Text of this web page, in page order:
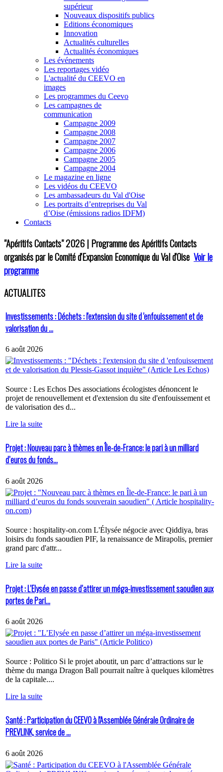
supérieur
Nouveaux dispositifs publics
Editions économiques
Innovation
Actualités culturelles
Actualités économiques
Les événements
Les reportages vidéo
L'actualité du CEEVO en
images
Les programmes du Ceevo
Les campagnes de
communication
Campagne 2009
Campagne 2008
Campagne 2007
Campagne 2006
Campagne 2005
Campagne 2004
Le magazine en ligne
Les vidéos du CEEVO
Les ambassadeurs du Val d'Oise
Les portraits d’entreprises du Val
d’Oise (émissions radios IDFM)
Contacts
"Apéritifs Contacts"2026 | Programme des Apéritifs Contacts
organisés par le Comité d'Expansion Economique du Val d'Oise Voir le
programme
ACTUALITES
Investissements : Déchets : l'extension du site d 'enfouissement et de
valorisation du ...
6 août 2026
Source : Les Echos Des associations écologistes dénoncent le
projet de renouvellement et d'extension du site d'enfouissement et
de valorisation des d...
Lire la suite
Projet : Nouveau parc à thèmes en Île-de-France: le pari à un milliard
d’euros du fonds...
6 août 2026
Source : hospitality-on.com L'Élysée négocie avec Qiddiya, bras
loisirs du fonds saoudien PIF, la renaissance de Mirapolis, premier
grand parc d'attr...
Lire la suite
Projet : L’Elysée en passe d’attirer un méga-investissement saoudien aux
portes de Pari...
6 août 2026
Source : Politico Si le projet aboutit, un parc d’attractions sur le
thème du manga Dragon Ball pourrait naître à quelques kilomètres
de la capitale....
Lire la suite
Santé : Participation du CEEVO à l'Assemblée Générale Ordinaire de
PREVLINK, service de ...
6 août 2026